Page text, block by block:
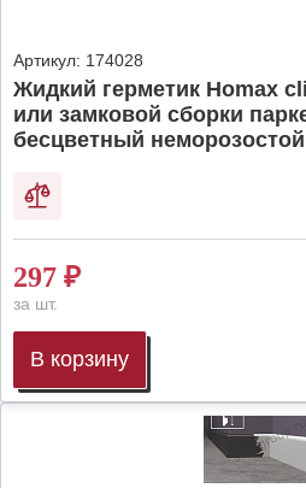
Артикул: 174028
Жидкий герметик Homax
или замковой сборки
бесцветный
297 ₽
за шт.
В корзину